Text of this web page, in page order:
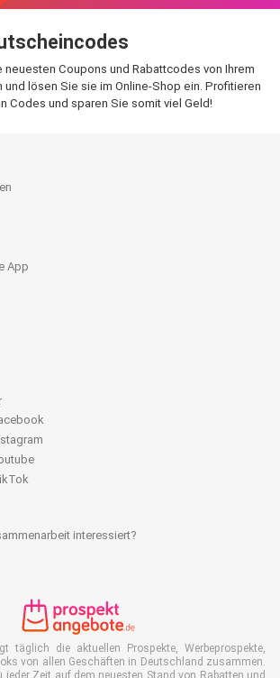
neuesten Coupons und Rabattcodes von Ihrem
lösen Sie sie im Online-Shop ein. Profitieren
Codes und sparen Sie somit viel Geld!
App
interessiert?
täglich die aktuellen Prospekte, Werbeprospekte,
von allen Geschäften in Deutschland zusammen.
jeder Zeit auf dem neuesten Stand von Rabatten und